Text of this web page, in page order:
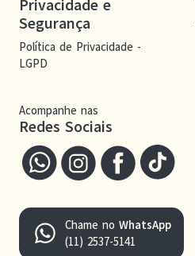
Privacidade e
Segurança
Política de Privacidade -
LGPD
Acompanhe nas
Redes Sociais
Chame no WhatsApp
(11) 2537-5141